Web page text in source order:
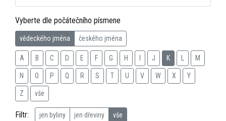
Vyberte dle počátečního písmene
vědeckého jména českého jména
A B C D E F G H J K M
N O P Q R S T U V W X Y
Z vše
Filtr: jen byliny jen dřeviny vše